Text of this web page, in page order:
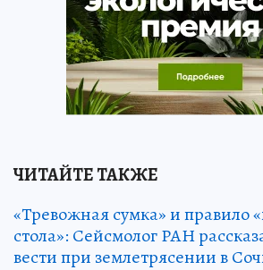
ЧИТАЙТЕ ТАКЖЕ
«Тревожная сумка» и правило
стола»: Сейсмолог РАН
вести при землетрясении в